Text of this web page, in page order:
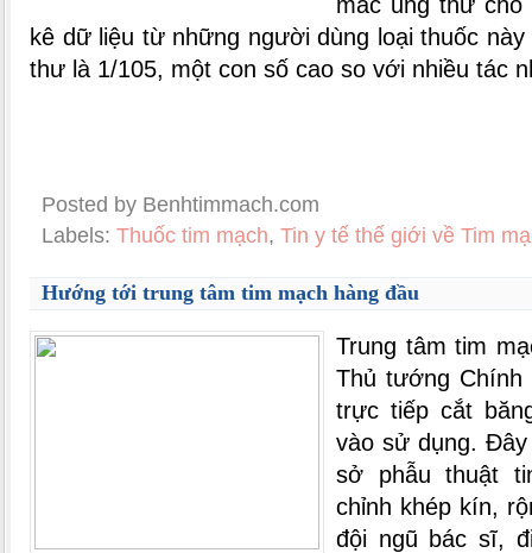
kê dữ liệu từ những người dùng loại thuốc
thư là 1/105, một con số cao so với nhiều tác
Posted by Benhtimmach.com
Labels: Thuốc tim mạch, Tin y tế thế giới về Tim
Hướng tới trung tâm tim mạch hàng đầu
Trung tâm tim
Thủ tướng Chính
trực tiếp cắt
vào sử dụng.
sở phẫu thuật
chỉnh khép kín,
đội ngũ bác sĩ,